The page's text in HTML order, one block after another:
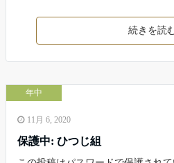
続きを読
年中
11月 6, 2020
保護中: ひつじ組